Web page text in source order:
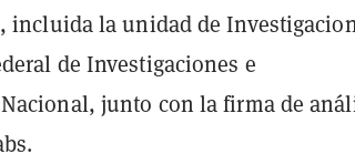
incluida la unidad de
de Investigaciones e
junto con la firma de